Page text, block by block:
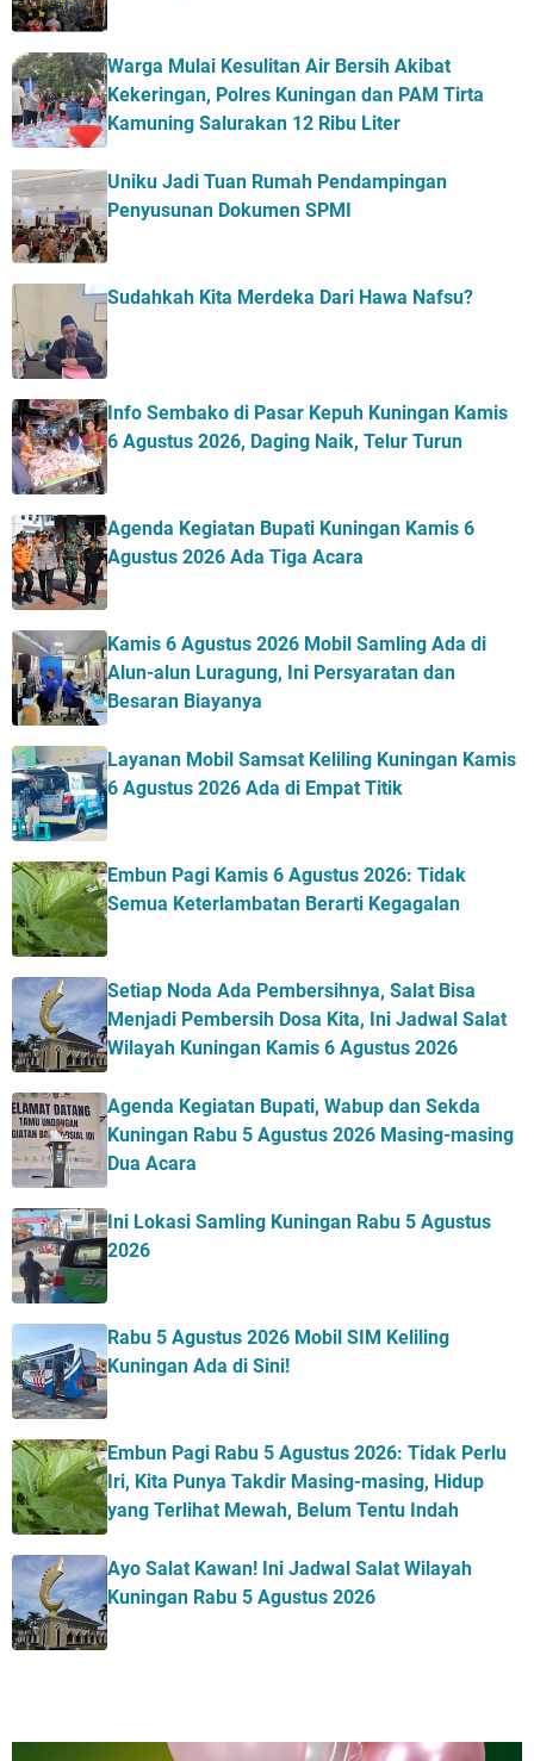
Warga Mulai Kesulitan Air Bersih Akibat
Kekeringan, Polres Kuningan dan PAM Tirta
Kamuning Salurakan 12 Ribu Liter
Uniku Jadi Tuan Rumah Pendampingan
Penyusunan Dokumen SPMI
Sudahkah Kita Merdeka Dari Hawa Nafsu?
Info Sembako di Pasar Kepuh Kuningan Kamis
6 Agustus 2026, Daging Naik, Telur Turun
Agenda Kegiatan Bupati Kuningan Kamis 6
Agustus 2026 Ada Tiga Acara
Kamis 6 Agustus 2026 Mobil Samling Ada di
Alun-alun Luragung, Ini Persyaratan dan
Besaran Biayanya
Layanan Mobil Samsat Keliling Kuningan Kamis
6 Agustus 2026 Ada di Empat Titik
Embun Pagi Kamis 6 Agustus 2026: Tidak
Semua Keterlambatan Berarti Kegagalan
Setiap Noda Ada Pembersihnya, Salat Bisa
Menjadi Pembersih Dosa Kita, Ini Jadwal Salat
Wilayah Kuningan Kamis 6 Agustus 2026
Agenda Kegiatan Bupati, Wabup dan Sekda
Kuningan Rabu 5 Agustus 2026 Masing-masing
Dua Acara
Ini Lokasi Samling Kuningan Rabu 5 Agustus
2026
Rabu 5 Agustus 2026 Mobil SIM Keliling
Kuningan Ada di Sini!
Embun Pagi Rabu 5 Agustus 2026: Tidak Perlu
Iri, Kita Punya Takdir Masing-masing, Hidup
yang Terlihat Mewah, Belum Tentu Indah
Ayo Salat Kawan! Ini Jadwal Salat Wilayah
Kuningan Rabu 5 Agustus 2026